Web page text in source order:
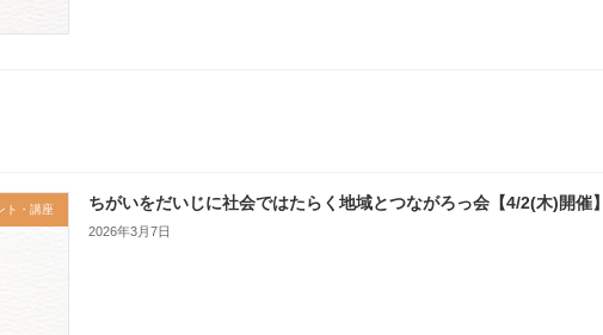
ト・講座 ​ちがいをだいじに社会ではたらく地域とつながろっ会【4/2(木)開催】
2026年3月7日